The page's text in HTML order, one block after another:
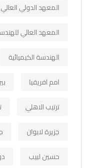
المعهد الدولي
المعهد العالي
الهندسة الكيميائية
امم افريقيا
ترتيب الاهلي
جزيرة لابوان
حسين لبيب